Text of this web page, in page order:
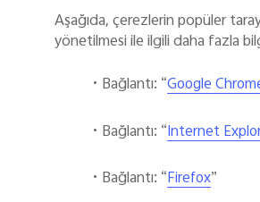
Aşağıda, çerezlerin popüler
yönetilmesi ile ilgili daha fazla
• Bağlantı: “Google
• Bağlantı: “Internet
• Bağlantı: “Firefox”